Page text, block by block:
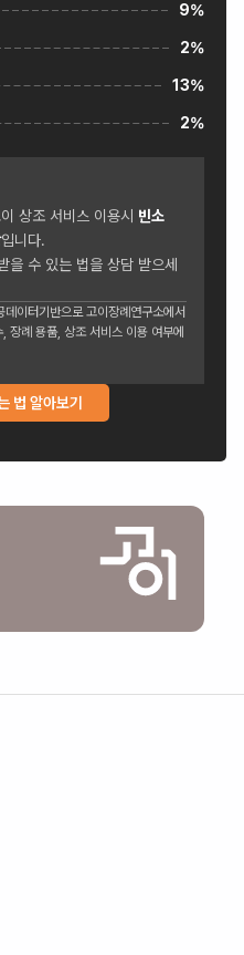
9%
2%
13%
2%
상조 서비스 이용시 빈소
입니다.
을 수 있는 법을 상담 받으세
데이터기반으로 고이장례연구소에서
장례 용품, 상조 서비스 이용 여부에
법 알아보기